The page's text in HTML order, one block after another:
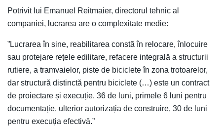
Potrivit lui Emanuel Reitmaier, directorul tehnic al
companiei, lucrarea are o complexitate medie:
”Lucrarea în sine, reabilitarea constă în relocare, înlocuire
sau protejare rețele edilitare, refacere integrală a structurii
rutiere, a tramvaielor, piste de biciclete în zona trotoarelor,
dar structură distinctă pentru biciclete (…) este un contract
de proiectare și execuție. 36 de luni, primele 6 luni pentru
documentație, ulterior autorizația de construire, 30 de luni
pentru execuția efectivă.”